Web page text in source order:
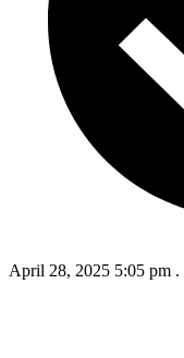
April 28, 2025 5:05 pm .